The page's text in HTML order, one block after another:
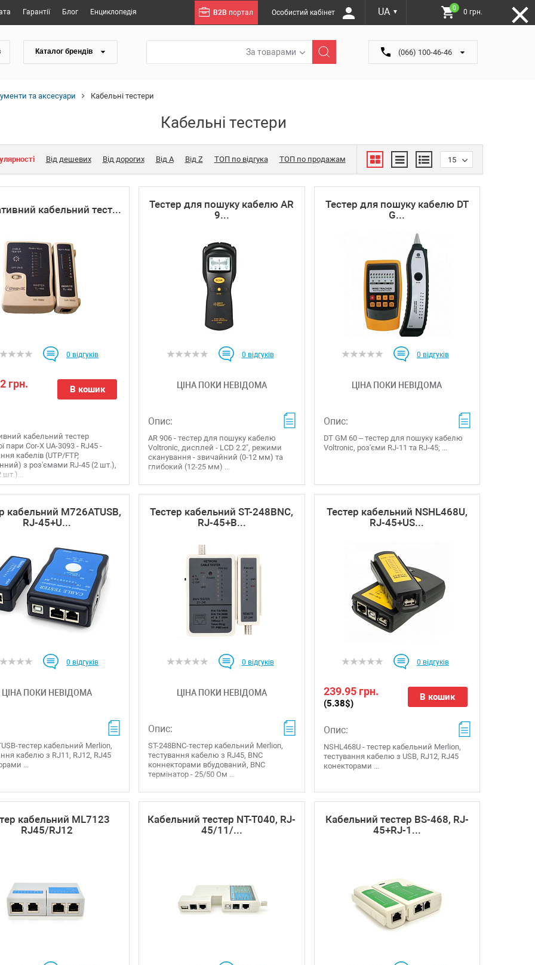
Гарантії Блог Енциклопедія B2B портал Особистий кабінет UA ▼
0 0 грн.
Каталог брендів За товарами (066) 100-46-46
та аксесуари Кабельні тестери
Кабельні тестери
Від дешевих Від дорогих Від A Від Z ТОП по відгука ТОП по продажам 15
кабельний тест...
0 відгуків
грн. В кошик
кабельний тестер
пари Cor-X UA-3093 - RJ45 -
кабелів (UTP/FTP,
з роз'ємами RJ-45 (2 шт.),
Тестер для пошуку кабелю AR
9...
0 відгуків
ЦІНА ПОКИ НЕВІДОМА
Опис:
AR 906 - тестер для пошуку кабелю
Voltronic, дисплей - LCD 2.2", режими
сканування - звичайний (0-12 мм) та
глибокий (12-25 мм) ...
Тестер для пошуку кабелю DT
G...
0 відгуків
ЦІНА ПОКИ НЕВІДОМА
Опис:
DT GM 60 – тестер для пошуку кабелю
Voltronic, роз'єми RJ-11 та RJ-45; ...
кабельний M726ATUSB,
RJ-45+U...
0 відгуків
ЦІНА ПОКИ НЕВІДОМА
тестер кабельний Merlion,
кабелю з RJ11, RJ12, RJ45
...
Тестер кабельний ST-248BNC,
RJ-45+B...
0 відгуків
ЦІНА ПОКИ НЕВІДОМА
Опис:
ST-248BNC-тестер кабельний Merlion,
тестування кабелю з RJ45, BNC
коннекторами вбудований, BNC
термінатор - 25/50 Ом ...
Тестер кабельний NSHL468U,
RJ-45+US...
0 відгуків
239.95 грн.
(5.38$)
В кошик
Опис:
NSHL468U - тестер кабельний Merlion,
тестування кабелю з USB, RJ12, RJ45
конекторами ...
кабельний ML7123
RJ45/RJ12
Кабельний тестер NT-T040, RJ-
45/11/...
Кабельний тестер BS-468, RJ-
45+RJ-1...